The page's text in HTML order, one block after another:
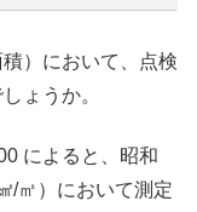
）において、点検
ょうか。
によると、昭和
/㎡）において測定